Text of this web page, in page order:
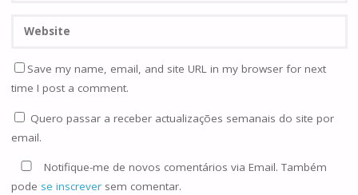
Save my name, email, and site URL in my browser for next
time I post a comment.
Quero passar a receber actualizações semanais do site por
email.
Notifique-me de novos comentários via Email. Também
pode se inscreversem comentar.